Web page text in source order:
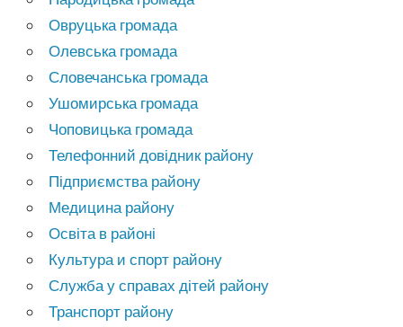
Овруцька громада
Олевська громада
Словечанська громада
Ушомирська громада
Чоповицька громада
Телефонний довідник району
Підприємства району
Медицина району
Освіта в районі
Культура и спорт району
Служба у справах дітей району
Транспорт району